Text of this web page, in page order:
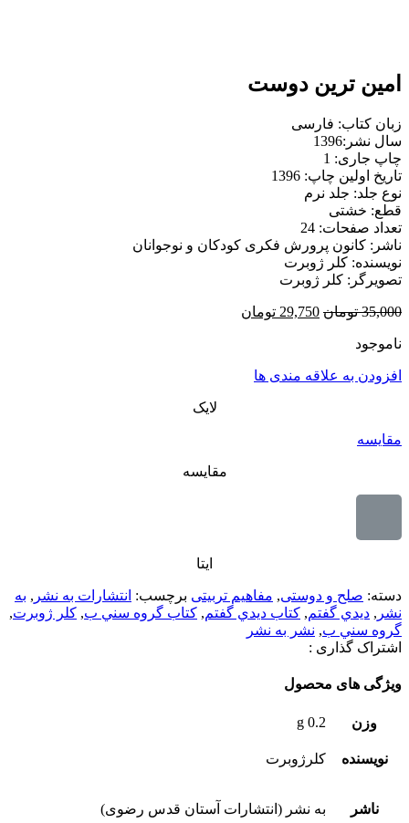
امین ترین دوست
زبان کتاب: فارسی
سال نشر:1396
چاپ جاری: 1
تاریخ اولین چاپ: 1396
نوع جلد: جلد نرم
قطع: خشتی
تعداد صفحات: 24
ناشر: کانون پرورش فکری کودکان و نوجوانان
نویسنده: کلر ژوبرت
تصویرگر: کلر ژوبرت
35,000 تومان 29,750 تومان
ناموجود
افزودن به علاقه مندی ها
لایک
مقایسه
مقایسه
ایتا
دسته: صلح و دوستی, مفاهیم تربیتی برچسب: انتشارات به نشر , به
نشر , ديدي گفتم, كتاب ديدي گفتم, كتاب گروه سني ب, كلر ژوبرت,
گروه سني ب, نشر به نشر
اشتراک گذاری :
ویژگی های محصول
وزن 0.2 g
نویسنده کلرژوبرت
ناشر به نشر (انتشارات آستان قدس رضوی)